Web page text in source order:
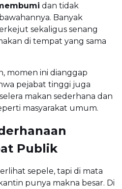
dan tidak
Banyak
sekaligus senang
di tempat yang sama
momen ini dianggap
pejabat tinggi juga
makan sederhana dan
masyarakat umum.
Publik
sepele, tapi di mata
punya makna besar. Di